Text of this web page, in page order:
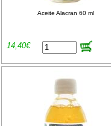
Aceite Alacran 60 ml
14,40€